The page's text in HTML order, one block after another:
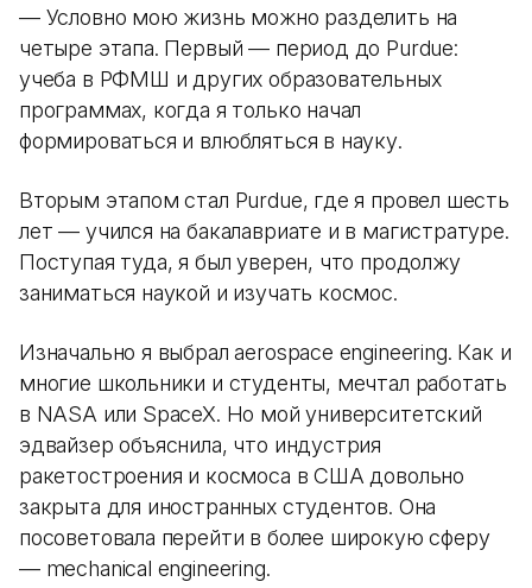
— Условно мою жизнь можно разделить на
четыре этапа. Первый — период до Purdue:
учеба в РФМШ и других образовательных
программах, когда я только начал
формироваться и влюбляться в науку.
Вторым этапом стал Purdue, где я провел шесть
лет — учился на бакалавриате и в магистратуре.
Поступая туда, я был уверен, что продолжу
заниматься наукой и изучать космос.
Изначально я выбрал aerospace engineering. Как и
многие школьники и студенты, мечтал работать
в NASA или SpaceX. Но мой университетский
эдвайзер объяснила, что индустрия
ракетостроения и космоса в США довольно
закрыта для иностранных студентов. Она
посоветовала перейти в более широкую сферу
— mechanical engineering.